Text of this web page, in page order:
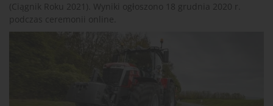
(Ciągnik Roku 2021). Wyniki ogłoszono 18 grudnia 2020 r.
podczas ceremonii online.